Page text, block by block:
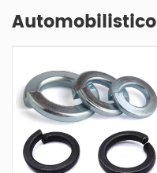
Automobilistico